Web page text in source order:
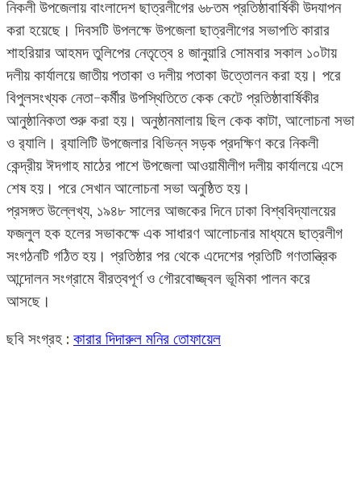
নিকলী উপজেলায় বাংলাদেশ ছাত্রলীগের ৬৮তম প্রতিষ্ঠাবার্ষিকী উদযাপন
করা হয়েছে। দিবসটি উপলক্ষে উপজেলা ছাত্রলীগের সভাপতি কারার
শাহরিয়ার আহমদ তুলিপের নেতৃত্বে ৪ জানুয়ারি সোমবার সকাল ১০টায়
দলীয় কার্যালয়ে জাতীয় পতাকা ও দলীয় পতাকা উত্তোলন করা হয়। পরে
বিপুলসংখ্যক নেতা-কর্মীর উপস্থিতিতে কেক কেটে প্রতিষ্ঠাবার্ষিকীর
আনুষ্ঠানিকতা শুরু করা হয়। অনুষ্ঠানমালায় ছিল কেক কাটা, আলোচনা সভা
ও র‌্যালি। র‌্যালিটি উপজেলার বিভিন্ন সড়ক প্রদক্ষিণ করে নিকলী
কেন্দ্রীয় ঈদগাহ মাঠের পাশে উপজেলা আওয়ামীলীগ দলীয় কার্যালয়ে এসে
শেষ হয়। পরে সেখান আলোচনা সভা অনুষ্ঠিত হয়।
প্রসঙ্গত উল্লেখ্য, ১৯৪৮ সালের আজকের দিনে ঢাকা বিশ্ববিদ্যালয়ের
ফজলুল হক হলের সভাকক্ষে এক সাধারণ আলোচনার মাধ্যমে ছাত্রলীগ
সংগঠনটি গঠিত হয়। প্রতিষ্ঠার পর থেকে এদেশের প্রতিটি গণতান্ত্রিক
আন্দোলন সংগ্রামে বীরত্বপূর্ণ ও গৌরবোজ্জ্বল ভূমিকা পালন করে
আসছে।
ছবি সংগ্রহ : কারার দিদারুল মনির তোফায়েল